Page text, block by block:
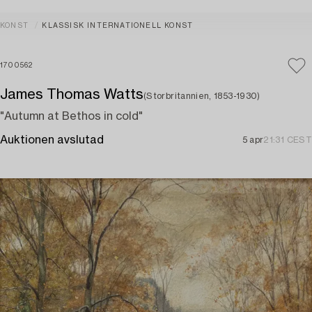
KONST KLASSISK INTERNATIONELL KONST
1700562
James Thomas Watts(Storbritannien, 1853-1930)
"Autumn at Bethos in cold"
Auktionen avslutad 5 apr21:31 CEST